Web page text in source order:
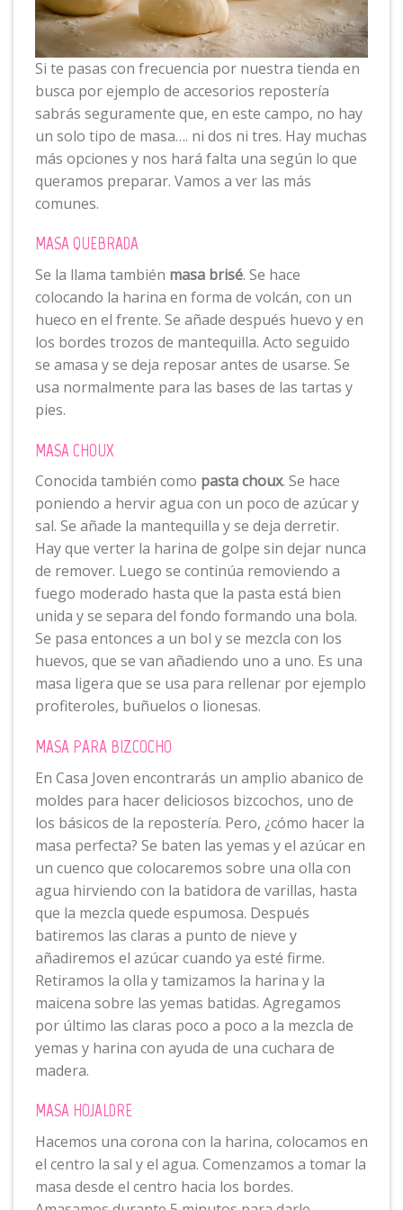
Si te pasas con frecuencia por nuestra tienda en
busca por ejemplo de accesorios repostería
sabrás seguramente que, en este campo, no hay
un solo tipo de masa…. ni dos ni tres. Hay muchas
más opciones y nos hará falta una según lo que
queramos preparar. Vamos a ver las más
comunes.
MASA QUEBRADA
Se la llama también masa brisé. Se hace
colocando la harina en forma de volcán, con un
hueco en el frente. Se añade después huevo y en
los bordes trozos de mantequilla. Acto seguido
se amasa y se deja reposar antes de usarse. Se
usa normalmente para las bases de las tartas y
pies.
MASA CHOUX
Conocida también como pasta choux. Se hace
poniendo a hervir agua con un poco de azúcar y
sal. Se añade la mantequilla y se deja derretir.
Hay que verter la harina de golpe sin dejar nunca
de remover. Luego se continúa removiendo a
fuego moderado hasta que la pasta está bien
unida y se separa del fondo formando una bola.
Se pasa entonces a un bol y se mezcla con los
huevos, que se van añadiendo uno a uno. Es una
masa ligera que se usa para rellenar por ejemplo
profiteroles, buñuelos o lionesas.
MASA PARA BIZCOCHO
En Casa Joven encontrarás un amplio abanico de
moldes para hacer deliciosos bizcochos, uno de
los básicos de la repostería. Pero, ¿cómo hacer la
masa perfecta? Se baten las yemas y el azúcar en
un cuenco que colocaremos sobre una olla con
agua hirviendo con la batidora de varillas, hasta
que la mezcla quede espumosa. Después
batiremos las claras a punto de nieve y
añadiremos el azúcar cuando ya esté firme.
Retiramos la olla y tamizamos la harina y la
maicena sobre las yemas batidas. Agregamos
por último las claras poco a poco a la mezcla de
yemas y harina con ayuda de una cuchara de
madera.
MASA HOJALDRE
Hacemos una corona con la harina, colocamos en
el centro la sal y el agua. Comenzamos a tomar la
masa desde el centro hacia los bordes.